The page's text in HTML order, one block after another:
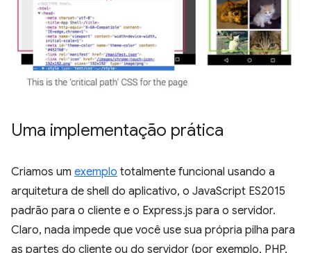
Uma implementação prática
Criamos um exemplo totalmente funcional usando a
arquitetura de shell do aplicativo, o JavaScript ES2015
padrão para o cliente e o Express.js para o servidor.
Claro, nada impede que você use sua própria pilha para
as partes do cliente ou do servidor (por exemplo, PHP,